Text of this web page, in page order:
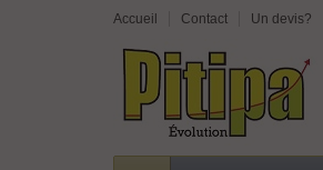
Accueil Contact Un devis?